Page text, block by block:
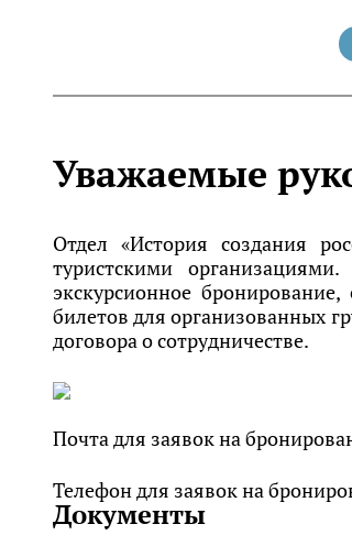
Уважаемые
Отдел «История создания
туристскими
экскурсионное
билетов для организованных
договора о сотрудничестве.
Почта для заявок на
Телефон для заявок на
Документы